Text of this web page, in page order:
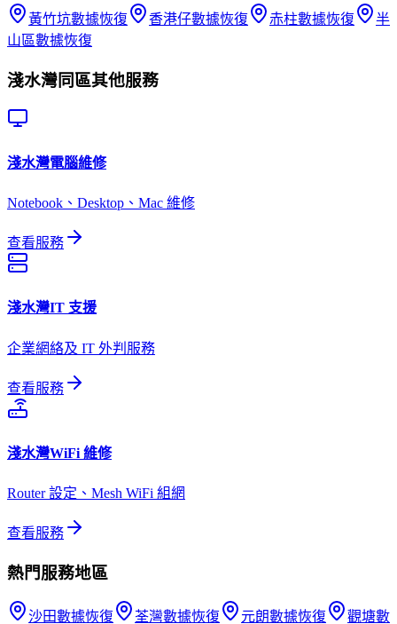
黃竹坑數據恢復 香港仔數據恢復 赤柱數據恢復
半
山區數據恢復
淺水灣同區其他服務
淺水灣電腦維修
Notebook、Desktop、Mac 維修
查看服務
淺水灣IT 支援
企業網絡及 IT 外判服務
查看服務
淺水灣WiFi 維修
Router 設定、Mesh WiFi 組網
查看服務
熱門服務地區
沙田數據恢復 荃灣數據恢復 元朗數據恢復 觀塘數